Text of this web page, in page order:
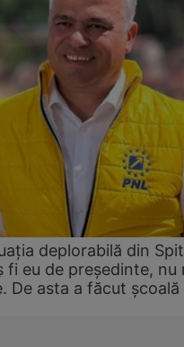
deplorabilă din
fi eu de președinte, nu
De asta a făcut școală